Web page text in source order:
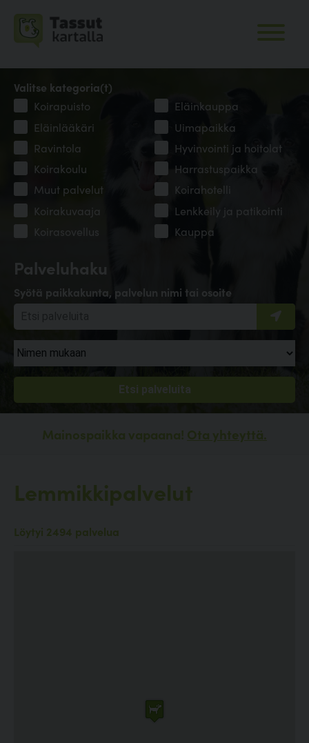
Palveluhaku
Syötä paikkakunta, palvelun nimi tai osoite
Valitse kategoria(t)
Koirapuisto
Eläinkauppa
Eläinlääkäri
Uimapaikka
Ravintola
Hyvinvointi ja hoitolat
Koirakoulu
Harrastuspaikka
Muut palvelut
Koirahotelli
Koirakuvaaja
Lenkkeily ja patikointi
Koirasovellus
Kauppa
Mainospaikka vapaana! Ota yhteyttä.
Lemmikkipalvelut
Löytyi 2494 palvelua